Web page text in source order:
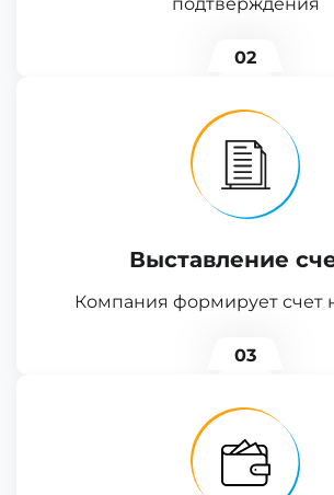
02
Выставление
Компания формирует счет
03